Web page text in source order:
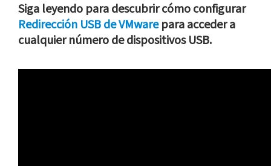
Siga leyendo para descubrir cómo configurar
Redirección USB de VMwarepara acceder a
cualquier número de dispositivos USB.